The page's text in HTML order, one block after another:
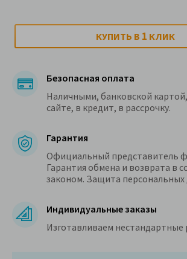
КУПИТЬ В 1 КЛИК
Безопасная оплата
Наличными, банковской
сайте, в кредит, в рассрочку.
Гарантия
Официальный представитель
Гарантия обмена и возврата в
законом. Защита персональных
Индивидуальные заказы
Изготавливаем нестандартные